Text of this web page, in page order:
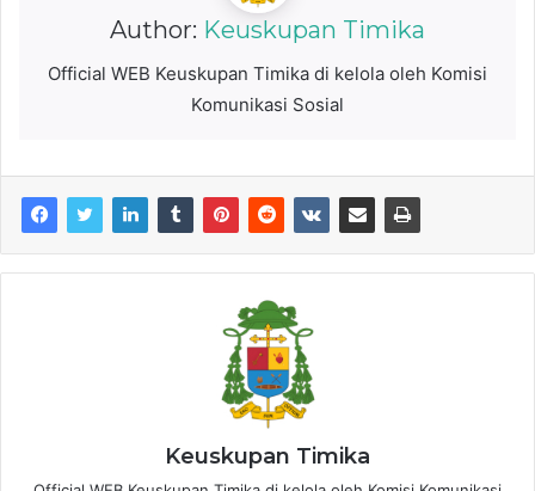
Author: Keuskupan Timika
Official WEB Keuskupan Timika di kelola oleh Komisi
Komunikasi Sosial
Keuskupan Timika